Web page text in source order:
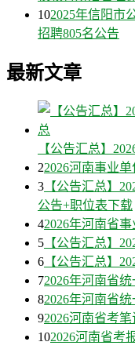
102025年信阳市
招聘805名公告
最新文章
【公告汇总】
22026河南事业
3 【公告汇总】
公告+职位表下载
42026年河南省
5 【公告汇总】
6 【公告汇总】
72026年河南省
82026年河南省
92026河南省考笔
102026河南省考